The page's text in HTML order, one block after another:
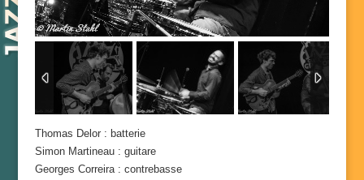
2/12
Thomas Delor : batterie
Simon Martineau : guitare
Georges Correira : contrebasse